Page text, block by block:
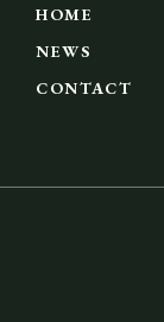
HOME
NEWS
CONTACT